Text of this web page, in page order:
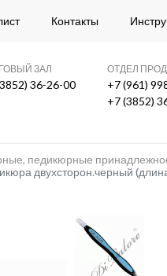
Контакты
ЗАЛ
36-26-00
ОТДЕЛ
+7 (961)
+7 (3852)
педикюрные
двухсторон.черный